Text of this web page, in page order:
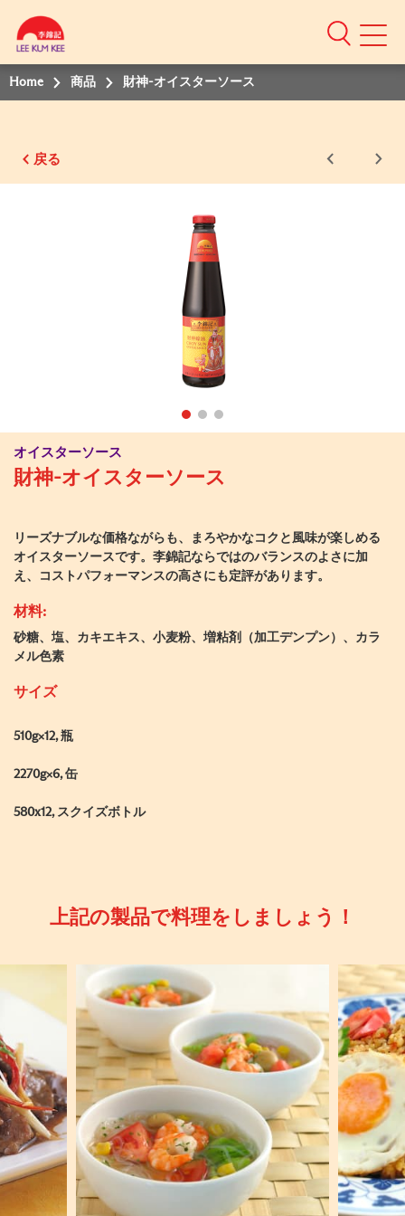
Home 商品 財神-オイスターソース
戻る
オイスターソース
財神-オイスターソース
リーズナブルな価格ながらも、まろやかなコクと風味が楽しめる
オイスターソースです。李錦記ならではのバランスのよさに加
え、コストパフォーマンスの高さにも定評があります。
材料:
砂糖、塩、カキエキス、小麦粉、増粘剤（加工デンプン）、カラ
メル色素
サイズ
510g×12, 瓶
2270g×6, 缶
580x12, スクイズボトル
上記の製品で料理をしましょう！